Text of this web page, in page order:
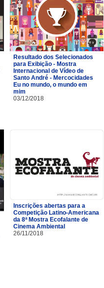
Resultado dos Selecionados
para Exibição - Mostra
Internacional de Vídeo de
Santo André - Mercocidades
Eu no mundo, o mundo em
mim
03/12/2018
Inscrições abertas para a
Competição Latino-Americana
da 8ª Mostra Ecofalante de
Cinema Ambiental
26/11/2018